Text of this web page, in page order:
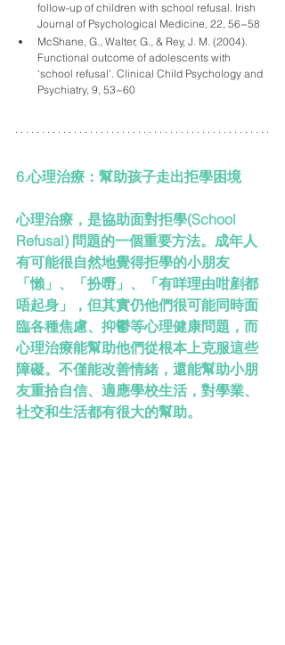
follow-up of children with school refusal. Irish
Journal of Psychological Medicine, 22, 56−58
McShane, G., Walter, G., & Rey, J. M. (2004).
Functional outcome of adolescents with
‘school refusal’. Clinical Child Psychology and
Psychiatry, 9, 53−60
6.心理治療：幫助孩子走出拒學困境
心理治療，是協助面對拒學(School
Refusal) 問題的一個重要方法。成年人
有可能很自然地覺得拒學的小朋友
「懶」、「扮嘢」、「有咩理由咁剷都
唔起身」，但其實仍他們很可能同時面
臨各種焦慮、抑鬱等心理健康問題，而
心理治療能幫助他們從根本上克服這些
障礙。不僅能改善情緒，還能幫助小朋
友重拾自信、適應學校生活，對學業、
社交和生活都有很大的幫助。